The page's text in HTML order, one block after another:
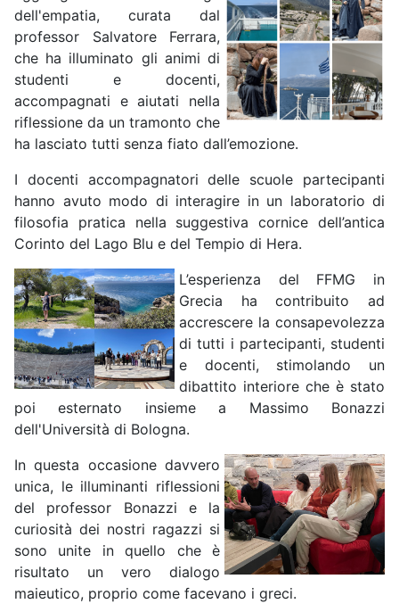
dell'empatia, curata dal
professor Salvatore Ferrara,
che ha illuminato gli animi di
studenti e docenti,
accompagnati e aiutati nella
riflessione da un tramonto che
ha lasciato tutti senza fiato dall’emozione.
I docenti accompagnatori delle scuole partecipanti
hanno avuto modo di interagire in un laboratorio di
filosofia pratica nella suggestiva cornice dell’antica
Corinto del Lago Blu e del Tempio di Hera.
L’esperienza del FFMG in
Grecia ha contribuito ad
accrescere la consapevolezza
di tutti i partecipanti, studenti
e docenti, stimolando un
dibattito interiore che è stato
poi esternato insieme a Massimo Bonazzi
dell'Università di Bologna.
In questa occasione davvero
unica, le illuminanti riflessioni
del professor Bonazzi e la
curiosità dei nostri ragazzi si
sono unite in quello che è
risultato un vero dialogo
maieutico, proprio come facevano i greci.